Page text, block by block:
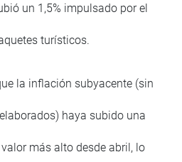
un 1,5% impulsado por el
turísticos.
la inflación subyacente (sin
haya subido una
más alto desde abril, lo